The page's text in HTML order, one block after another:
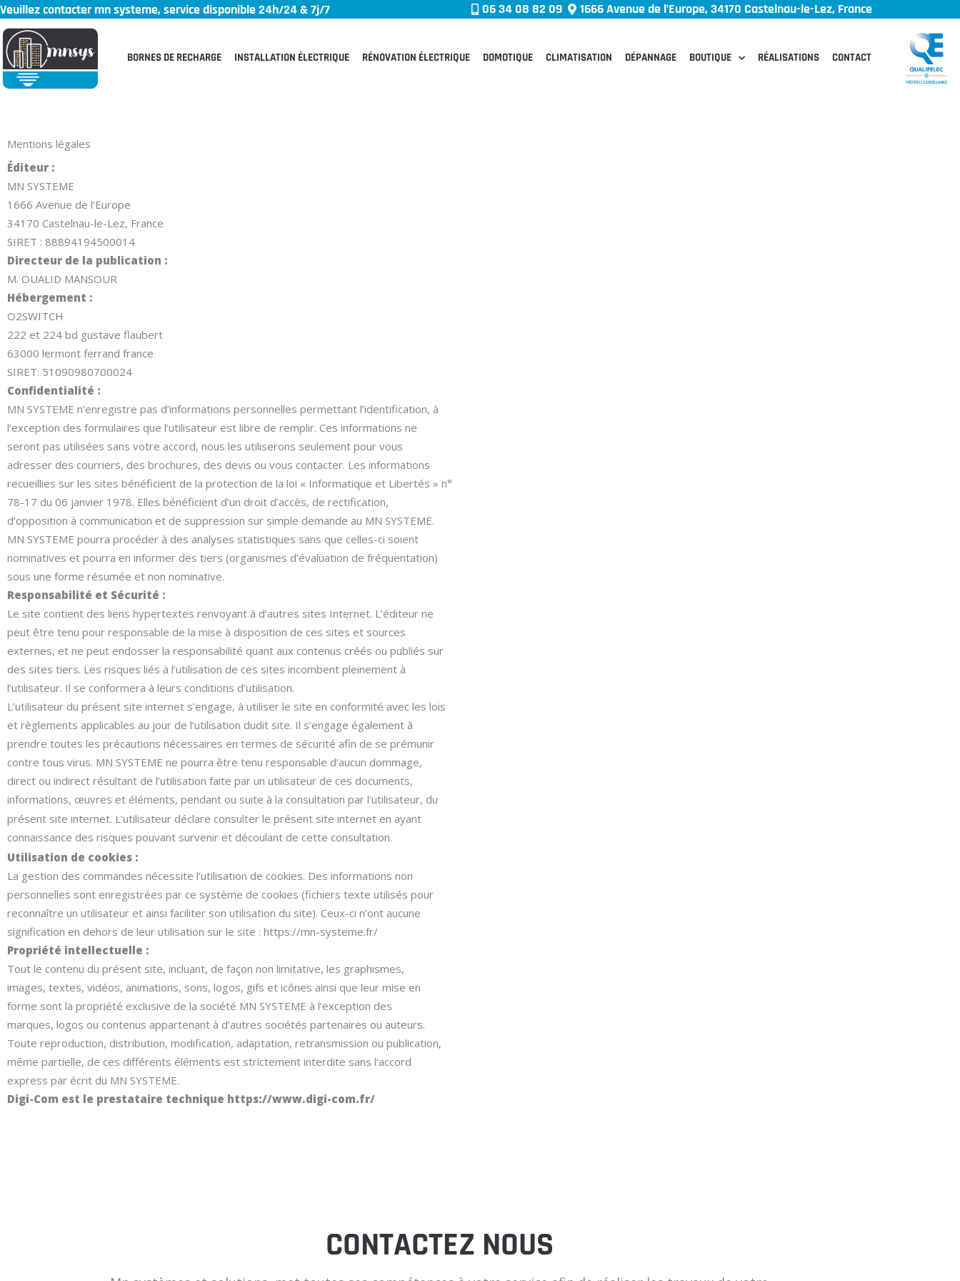
Aller
au
contenu
Veuillez contacter mn systeme, service disponible 24h/24 & 7j/7 06 34 08 82 09 1666 Avenue de l’Europe, 34170 Castelnau-le-Lez, France
BORNES DE RECHARGE INSTALLATION ÉLECTRIQUE RÉNOVATION ÉLECTRIQUE DOMOTIQUE CLIMATISATION DÉPANNAGE BOUTIQUE RÉALISATIONS CONTACT
Mentions légales
Éditeur :
MN SYSTEME
1666 Avenue de l’Europe
34170 Castelnau-le-Lez, France
SIRET : 88894194500014
Directeur de la publication :
M. OUALID MANSOUR
Hébergement :
O2SWITCH
222 et 224 bd gustave flaubert
63000 lermont ferrand france
SIRET: 51090980700024
Confidentialité :
MN SYSTEME n’enregistre pas d’informations personnelles permettant l’identification, à
l’exception des formulaires que l’utilisateur est libre de remplir. Ces informations ne
seront pas utilisées sans votre accord, nous les utiliserons seulement pour vous
adresser des courriers, des brochures, des devis ou vous contacter. Les informations
recueillies sur les sites bénéficient de la protection de la loi « Informatique et Libertés » n°
78-17 du 06 janvier 1978. Elles bénéficient d’un droit d’accès, de rectification,
d’opposition à communication et de suppression sur simple demande au MN SYSTEME.
MN SYSTEME pourra procéder à des analyses statistiques sans que celles-ci soient
nominatives et pourra en informer des tiers (organismes d’évaluation de fréquentation)
sous une forme résumée et non nominative.
Responsabilité et Sécurité :
Le site contient des liens hypertextes renvoyant à d’autres sites Internet. L’éditeur ne
peut être tenu pour responsable de la mise à disposition de ces sites et sources
externes, et ne peut endosser la responsabilité quant aux contenus créés ou publiés sur
des sites tiers. Les risques liés à l’utilisation de ces sites incombent pleinement à
l’utilisateur. Il se conformera à leurs conditions d’utilisation.
L’utilisateur du présent site internet s’engage, à utiliser le site en conformité avec les lois
et règlements applicables au jour de l’utilisation dudit site. Il s’engage également à
prendre toutes les précautions nécessaires en termes de sécurité afin de se prémunir
contre tous virus. MN SYSTEME ne pourra être tenu responsable d’aucun dommage,
direct ou indirect résultant de l’utilisation faite par un utilisateur de ces documents,
informations, œuvres et éléments, pendant ou suite à la consultation par l’utilisateur, du
présent site internet. L’utilisateur déclare consulter le présent site internet en ayant
connaissance des risques pouvant survenir et découlant de cette consultation.
Utilisation de cookies :
La gestion des commandes nécessite l’utilisation de cookies. Des informations non
personnelles sont enregistrées par ce système de cookies (fichiers texte utilisés pour
reconnaître un utilisateur et ainsi faciliter son utilisation du site). Ceux-ci n’ont aucune
signification en dehors de leur utilisation sur le site : https://mn-systeme.fr/
Propriété intellectuelle :
Tout le contenu du présent site, incluant, de façon non limitative, les graphismes,
images, textes, vidéos, animations, sons, logos, gifs et icônes ainsi que leur mise en
forme sont la propriété exclusive de la société MN SYSTEME à l’exception des
marques, logos ou contenus appartenant à d’autres sociétés partenaires ou auteurs.
Toute reproduction, distribution, modification, adaptation, retransmission ou publication,
même partielle, de ces différents éléments est strictement interdite sans l’accord
express par écrit du MN SYSTEME.
Digi-Com est le prestataire technique https://www.digi-com.fr/
CONTACTEZ NOUS